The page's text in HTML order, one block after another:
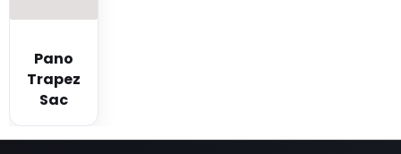
Pano
Trapez
Sac